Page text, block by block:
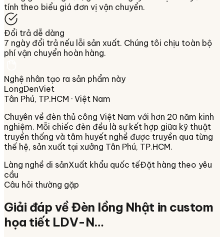
tính theo biểu giá đơn vị vận chuyển.
Đổi trả dễ dàng
7 ngày đổi trả nếu lỗi sản xuất. Chúng tôi chịu toàn bộ
phí vận chuyển hoàn hàng.
Nghệ nhân tạo ra sản phẩm này
LongDenViet
Tân Phú, TP.HCM · Việt Nam
Chuyên về đèn thủ công Việt Nam với hơn 20 năm kinh
nghiệm. Mỗi chiếc đèn đều là sự kết hợp giữa kỹ thuật
truyền thống và tâm huyết nghề được truyền qua từng
thế hệ, sản xuất tại xưởng Tân Phú, TP.HCM.
Làng nghề di sảnXuất khẩu quốc tếĐặt hàng theo yêu
cầu
Câu hỏi thường gặp
Giải đáp vềĐèn lồng Nhật in custom
họa tiết LDV-N…